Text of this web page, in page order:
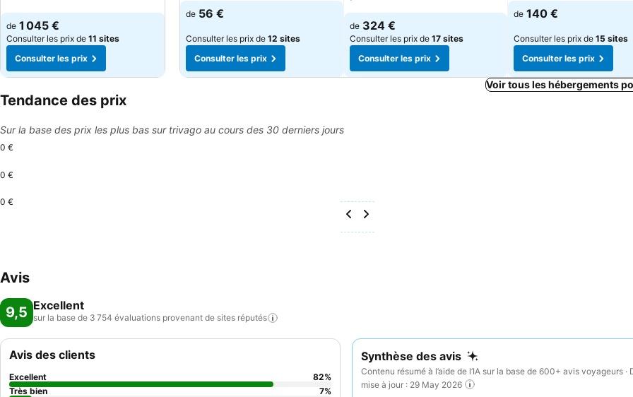
Consulter les prix
de 1 045 €
Consulter les prix de 11 sites
Consulter les prix
de 56 €
Consulter les prix de 12 sites
Consulter les prix
Consulter les prix
de 324 €
Consulter les prix de 17 sites
Consulter les prix
de 140 €
Consulter les prix de 15 sites
Consulter les prix
Voir tous les hébergements
Tendance des prix
Sur la base des prix les plus bas sur trivago au cours des 30 derniers jours
0 €
0 €
0 €
Avis
9,5 Excellent
sur la base de 3 754 évaluations provenant de sites réputés
Synthèse des avis
Contenu résumé à l’aide de l’IA sur la base de 600+ avis voyageurs ·
mise à jour : 29 May 2026
Avis des clients
Excellent 82%
Très bien
7%